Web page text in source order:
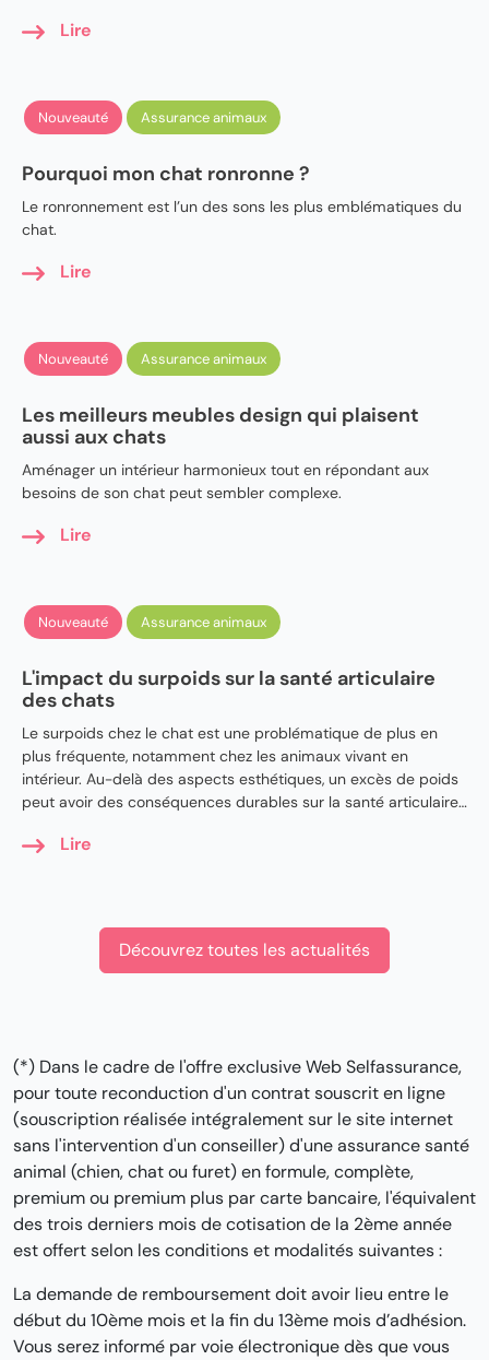
Lire
Nouveauté Assurance animaux
Pourquoi mon chat ronronne ?
Le ronronnement est l’un des sons les plus emblématiques du
chat.
Lire
Nouveauté Assurance animaux
Les meilleurs meubles design qui plaisent
aussi aux chats
Aménager un intérieur harmonieux tout en répondant aux
besoins de son chat peut sembler complexe.
Lire
Nouveauté Assurance animaux
L'impact du surpoids sur la santé articulaire
des chats
Le surpoids chez le chat est une problématique de plus en
plus fréquente, notamment chez les animaux vivant en
intérieur. Au-delà des aspects esthétiques, un excès de poids
peut avoir des conséquences durables sur la santé articulaire
Lire
Découvrez toutes les actualités
(*) Dans le cadre de l'offre exclusive Web Selfassurance,
pour toute reconduction d'un contrat souscrit en ligne
(souscription réalisée intégralement sur le site internet
sans l'intervention d'un conseiller) d'une assurance santé
animal (chien, chat ou furet) en formule, complète,
premium ou premium plus par carte bancaire, l'équivalent
des trois derniers mois de cotisation de la 2ème année
est offert selon les conditions et modalités suivantes :
La demande de remboursement doit avoir lieu entre le
début du 10ème mois et la fin du 13ème mois d’adhésion.
Vous serez informé par voie électronique dès que vous